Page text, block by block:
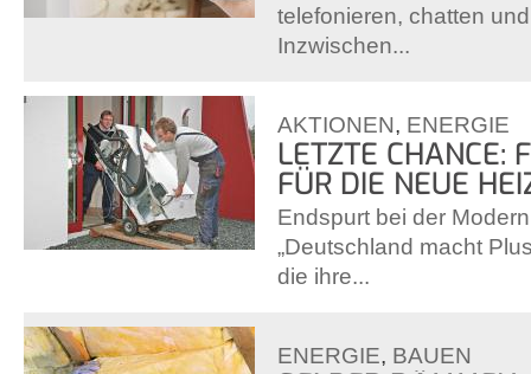
telefonieren, chatten
Inzwischen...
AKTIONEN, ENERGIE
LETZTE CHANCE:
FÜR DIE NEUE
Endspurt bei der
„Deutschland macht
die ihre...
ENERGIE, BAUEN